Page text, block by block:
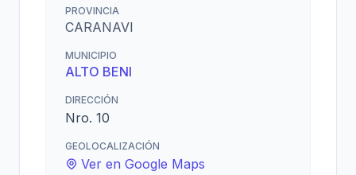
PROVINCIA
CARANAVI
MUNICIPIO
ALTO BENI
DIRECCIÓN
Nro. 10
GEOLOCALIZACIÓN
Ver en Google Maps